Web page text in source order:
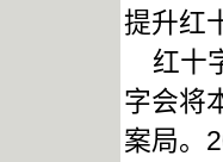
提升红
红十
字会将
案局。